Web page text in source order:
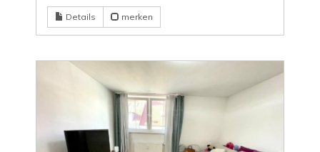
Details merken